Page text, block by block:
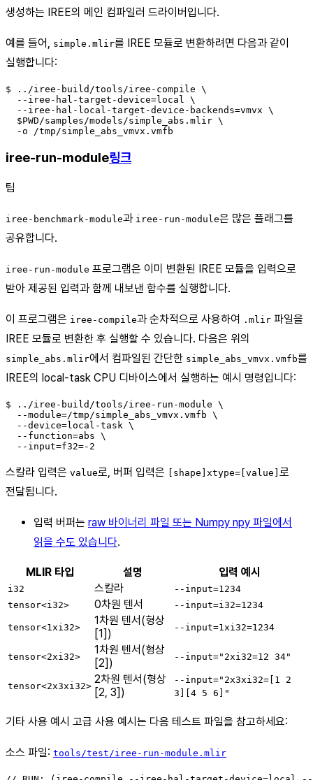
생성하는 IREE의 메인 컴파일러 드라이버입니다.
예를 들어, simple.mlir를 IREE 모듈로 변환하려면 다음과 같이
실행합니다:
$ ../iree-build/tools/iree-compile \
  --iree-hal-target-device=local \
  --iree-hal-local-target-device-backends=vmvx \
  $PWD/samples/models/simple_abs.mlir \
iree-run-module링크
팁
iree-benchmark-module과 iree-run-module은 많은 플래그를
공유합니다.
iree-run-module 프로그램은 이미 변환된 IREE 모듈을 입력으로
받아 제공된 입력과 함께 내보낸 함수를 실행합니다.
이 프로그램은 iree-compile과 순차적으로 사용하여 .mlir 파일을
IREE 모듈로 변환한 후 실행할 수 있습니다. 다음은 위의
simple_abs.mlir에서 컴파일된 간단한 simple_abs_vmvx.vmfb를
IREE의 local-task CPU 디바이스에서 실행하는 예시 명령입니다:
$ ../iree-build/tools/iree-run-module \
  --module=/tmp/simple_abs_vmvx.vmfb \
  --device=local-task \
  --function=abs \
스칼라 입력은 value로, 버퍼 입력은 [shape]xtype=[value] 로
전달됩니다.
입력 버퍼는 raw 바이너리 파일 또는 Numpy npy 파일에서
읽을 수도 있습니다.
MLIR 타입 설명 입력 예시
i32 스칼라
--input=1234
tensor<i32>
0차원 텐서 --input=i32=1234
tensor<1xi32>
1차원 텐서(형상
[1])
--input=1xi32=1234
tensor<2xi32>
1차원 텐서(형상
[2])
--input="2xi32=12 34"
tensor<2x3xi32>
2차원 텐서(형상
[2, 3])
--input="2x3xi32=[1 2
3][4 5 6]"
기타 사용 예시 고급 사용 예시는 다음 테스트 파일을 참고하세요:
소스 파일: tools/test/iree-run-module.mlir